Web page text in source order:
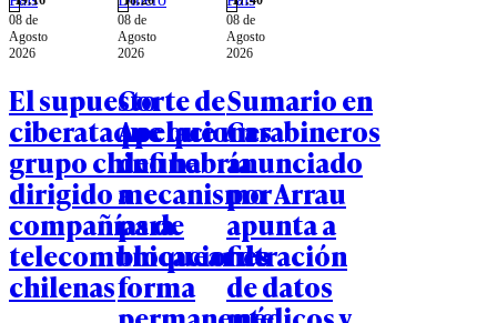
08 de
Agosto
2026
El supuesto
ciberataque que un
grupo chino habría
dirigido a
compañías de
telecomunicaciones
chilenas
08 de
Agosto
2026
Corte de
Apelaciones
define
mecanismo
para
bloquear de
forma
08 de
Agosto
2026
Sumario en
Carabineros
anunciado
por Arrau
apunta a
filtración
de datos